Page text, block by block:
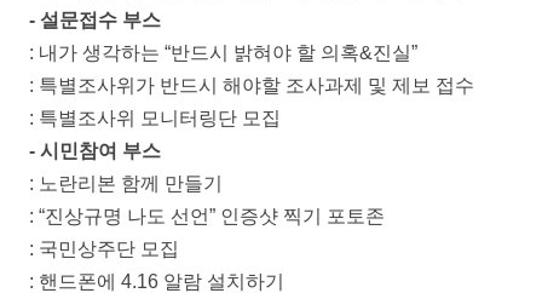
- 설문접수 부스
: 내가 생각하는 “반드시 밝혀야 할 의혹&진실”
: 특별조사위가 반드시 해야할 조사과제 및 제보 접수
: 특별조사위 모니터링단 모집
- 시민참여 부스
: 노란리본 함께 만들기
: “진상규명 나도 선언” 인증샷 찍기 포토존
: 국민상주단 모집
: 핸드폰에 4.16 알람 설치하기